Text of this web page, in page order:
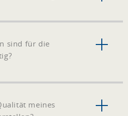
sind für die
meines